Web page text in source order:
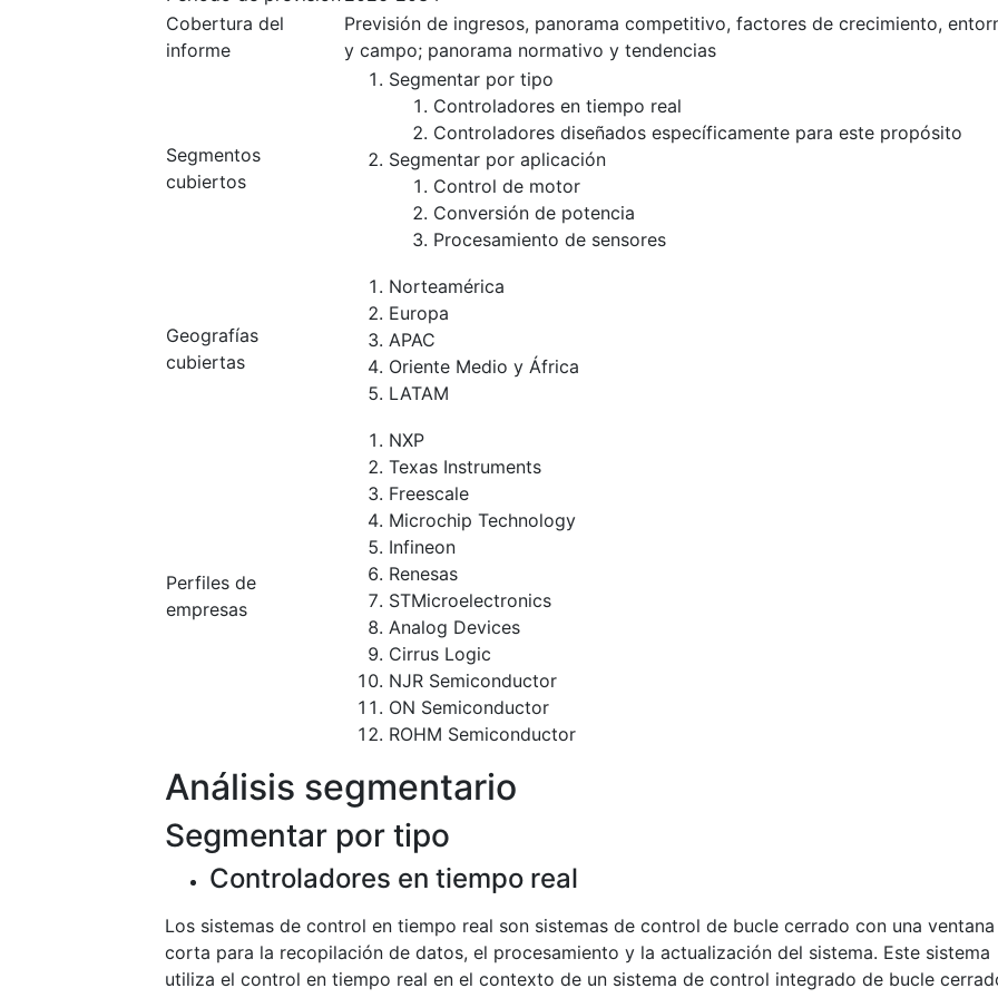
Cobertura del
informe
Previsión de ingresos, panorama competitivo, factores de crecimiento,
y campo; panorama normativo y tendencias
Segmentos
cubiertos
Segmentar por tipo
Controladores en tiempo real
Controladores diseñados específicamente para este propósito
Segmentar por aplicación
Control de motor
Conversión de potencia
Procesamiento de sensores
Geografías
cubiertas
Norteamérica
Europa
APAC
Oriente Medio y África
LATAM
Perfiles de
empresas
NXP
Texas Instruments
Freescale
Microchip Technology
Infineon
Renesas
STMicroelectronics
Analog Devices
Cirrus Logic
NJR Semiconductor
ON Semiconductor
ROHM Semiconductor
Análisis segmentario
Segmentar por tipo
Controladores en tiempo real
Los sistemas de control en tiempo real son sistemas de control de bucle cerrado con una ventana
corta para la recopilación de datos, el procesamiento y la actualización del sistema. Este sistema
utiliza el control en tiempo real en el contexto de un sistema de control integrado de bucle